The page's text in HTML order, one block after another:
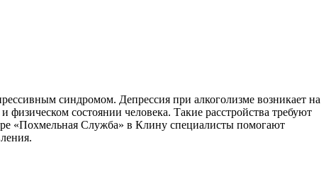
синдромом. Депрессия при алкоголизме возникает на
состоянии человека. Такие расстройства требуют
«Похмельная Служба» в Клину специалисты помогают